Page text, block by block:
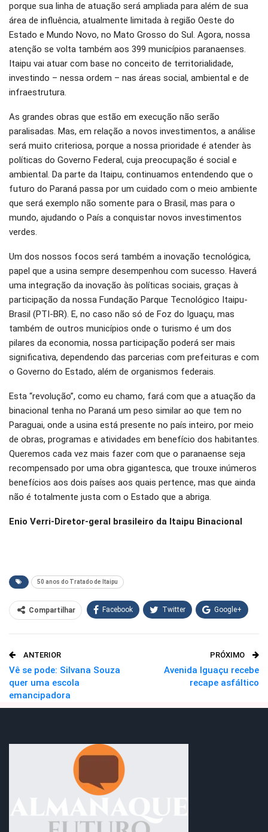
porque sua linha de atuação será ampliada para além de sua
área de influência, atualmente limitada à região Oeste do
Estado e Mundo Novo, no Mato Grosso do Sul. Agora, nossa
atenção se volta também aos 399 municípios paranaenses.
Itaipu vai atuar com base no conceito de territorialidade,
investindo – nessa ordem – nas áreas social, ambiental e de
infraestrutura.
As grandes obras que estão em execução não serão
paralisadas. Mas, em relação a novos investimentos, a análise
será muito criteriosa, porque a nossa prioridade é atender às
políticas do Governo Federal, cuja preocupação é social e
ambiental. Da parte da Itaipu, continuamos entendendo que o
futuro do Paraná passa por um cuidado com o meio ambiente
que será exemplo não somente para o Brasil, mas para o
mundo, ajudando o País a conquistar novos investimentos
verdes.
Um dos nossos focos será também a inovação tecnológica,
papel que a usina sempre desempenhou com sucesso. Haverá
uma integração da inovação às políticas sociais, graças à
participação da nossa Fundação Parque Tecnológico Itaipu-
Brasil (PTI-BR). E, no caso não só de Foz do Iguaçu, mas
também de outros municípios onde o turismo é um dos
pilares da economia, nossa participação poderá ser mais
significativa, dependendo das parcerias com prefeituras e com
o Governo do Estado, além de organismos federais.
Esta “revolução”, como eu chamo, fará com que a atuação da
binacional tenha no Paraná um peso similar ao que tem no
Paraguai, onde a usina está presente no país inteiro, por meio
de obras, programas e atividades em benefício dos habitantes.
Queremos cada vez mais fazer com que o paranaense seja
recompensado por uma obra gigantesca, que trouxe inúmeros
benefícios aos dois países aos quais pertence, mas que ainda
não é totalmente justa com o Estado que a abriga.
Enio Verri-Diretor-geral brasileiro da Itaipu Binacional
50 anos do Tratado de Itaipu
Compartilhar Facebook Twitter Google+
O email
ANTERIOR
Vê se pode: Silvana Souza
quer uma escola
emancipadora
PRÓXIMO
Avenida Iguaçu recebe
recape asfáltico